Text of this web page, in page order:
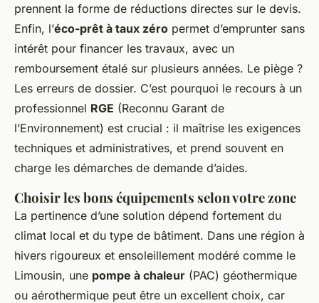
prennent la forme de réductions directes sur le devis.
Enfin, l’éco-prêt à taux zéro permet d’emprunter sans
intérêt pour financer les travaux, avec un
remboursement étalé sur plusieurs années. Le piège ?
Les erreurs de dossier. C’est pourquoi le recours à un
professionnel RGE (Reconnu Garant de
l’Environnement) est crucial : il maîtrise les exigences
techniques et administratives, et prend souvent en
charge les démarches de demande d’aides.
Choisir les bons équipements selon votre zone
La pertinence d’une solution dépend fortement du
climat local et du type de bâtiment. Dans une région à
hivers rigoureux et ensoleillement modéré comme le
Limousin, une pompe à chaleur (PAC) géothermique
ou aérothermique peut être un excellent choix, car